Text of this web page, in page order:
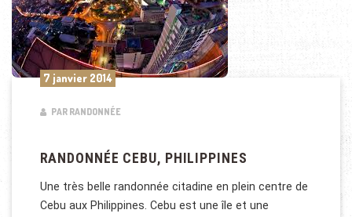
7 janvier 2014
PAR RANDONNÉE
RANDONNÉE CEBU, PHILIPPINES
Une très belle randonnée citadine en plein centre de
Cebu aux Philippines. Cebu est une île et une